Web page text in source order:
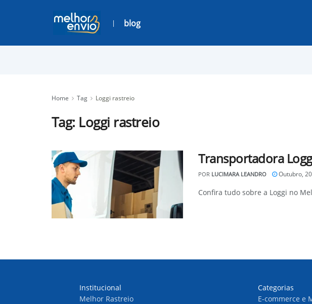
blog
Home Tag Loggi rastreio
Tag: Loggi rastreio
Transportadora
POR LUCIMARA LEANDRO Outubro,
Confira tudo sobre a Loggi no
Institucional
Melhor Rastreio
Categorias
E-commerce e